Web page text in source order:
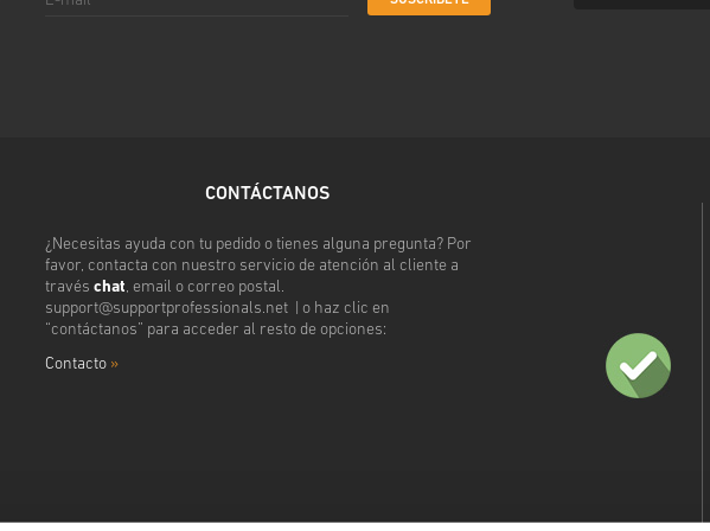
CONTÁCTANOS
¿Necesitas ayuda con tu pedido o tienes alguna pregunta? Por
favor, contacta con nuestro servicio de atención al cliente a
través chat, email o correo postal.
support@supportprofessionals.net| o haz clic en
“contáctanos” para acceder al resto de opciones:
Contacto »